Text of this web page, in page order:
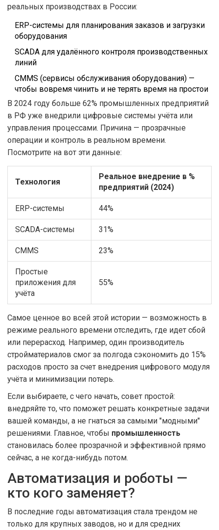
реальных производствах в России:
ERP-системы для планирования заказов и загрузки
оборудования
SCADA для удалённого контроля производственных
линий
CMMS (сервисы обслуживания оборудования) —
чтобы вовремя чинить и не терять время на простои
В 2024 году больше 62% промышленных предприятий
в РФ уже внедрили цифровые системы учёта или
управления процессами. Причина — прозрачные
операции и контроль в реальном времени.
Посмотрите на вот эти данные:
Технология
Реальное внедрение в %
предприятий (2024)
ERP-системы 44%
SCADA-системы 31%
CMMS 23%
Простые
приложения для
учёта
55%
Самое ценное во всей этой истории — возможность в
режиме реального времени отследить, где идет сбой
или перерасход. Например, один производитель
стройматериалов смог за полгода сэкономить до 15%
расходов просто за счет внедрения цифрового модуля
учёта и минимизации потерь.
Если выбираете, с чего начать, совет простой:
внедряйте то, что поможет решать конкретные задачи
вашей команды, а не гнаться за самыми "модными"
решениями. Главное, чтобы промышленность
становилась более прозрачной и эффективной прямо
сейчас, а не когда-нибудь потом.
Автоматизация и роботы —
кто кого заменяет?
В последние годы автоматизация стала трендом не
только для крупных заводов, но и для средних